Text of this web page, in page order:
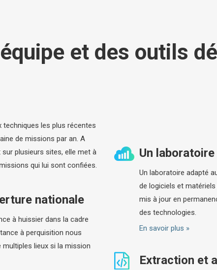
et des outils
techniques les plus récentes
de missions par an. A
plusieurs sites, elle met à
qui lui sont confiées.
nationale
à huissier dans la cadre
à perquisition nous
lieux si la mission
Un
Un laboratoire adapté
de logiciels et
mis à jour en
des technologies.
En savoir plus »
Extraction et